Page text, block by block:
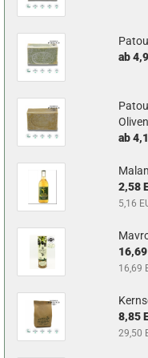
ab
ab
2,58
5,16
16,69
16,69
8,85
29,50